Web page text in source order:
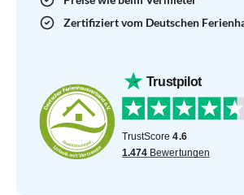
Zertifiziert vom Deutschen